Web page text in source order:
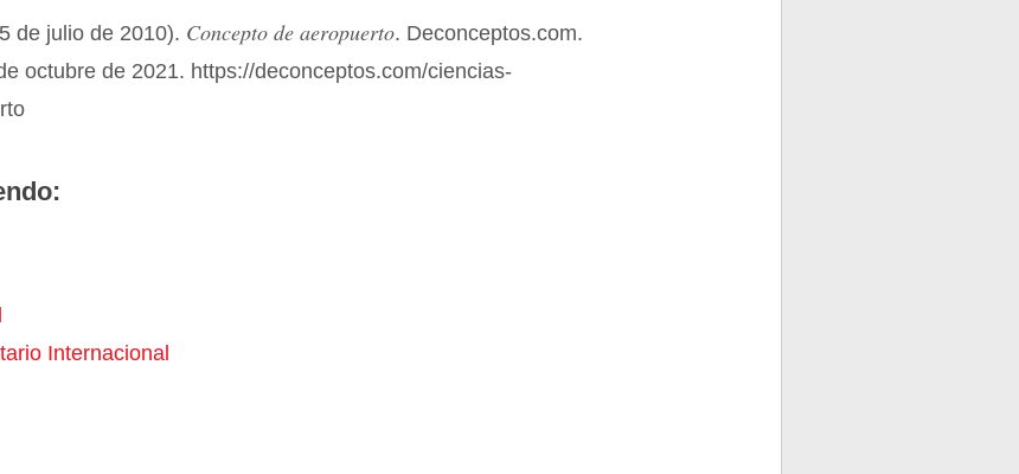
de julio de 2010). Concepto de aeropuerto. Deconceptos.com.
octubre de 2021. https://deconceptos.com/ciencias-
Internacional